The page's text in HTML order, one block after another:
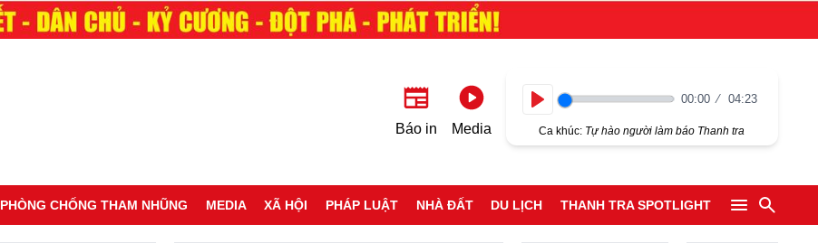
Báo in Media
00:00 04:23
Ca khúc: Tự hào người làm báo Thanh tra
PHÒNG CHỐNG THAM NHŨNG MEDIA XÃ HỘI PHÁP LUẬT NHÀ ĐẤT DU LỊCH THANH TRA SPOTLIGHT